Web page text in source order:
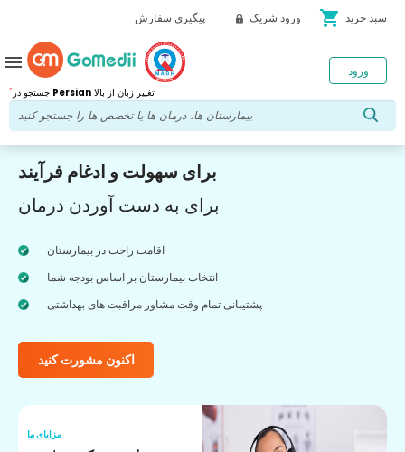
پیگیری سفارش ورود شریک shopping_cart سبد خرید
* Persian تغییر زبان از بالا
ورود menu
برای سهولت و ادغام فرآیند
برای به دست آوردن درمان
اقامت راحت در بیمارستان
انتخاب بیمارستان بر اساس بودجه شما
پشتیبانی تمام وقت مشاور مراقبت های بهداشتی
اکنون مشورت کنید
مزایای ما